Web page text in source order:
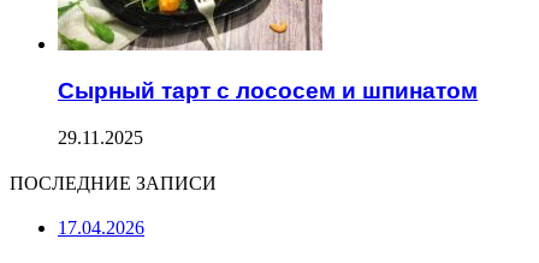
Сырный тарт с лососем и шпинатом
29.11.2025
ПОСЛЕДНИЕ ЗАПИСИ
17.04.2026